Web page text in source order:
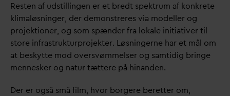
Resten af udstillingen er et bredt spektrum af konkrete
klimaløsninger, der demonstreres via modeller og
projektioner, og som spænder fra lokale initiativer til
store infrastrukturprojekter. Løsningerne har et mål om
at beskytte mod oversvømmelser og samtidig bringe
mennesker og natur tættere på hinanden.
Der er også små film, hvor borgere beretter om,